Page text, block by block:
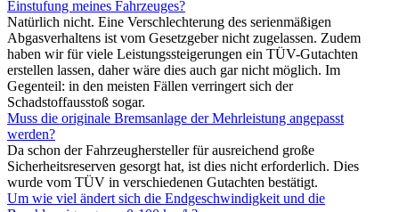
Einstufung meines Fahrzeuges?
Natürlich nicht. Eine Verschlechterung des serienmäßigen
Abgasverhaltens ist vom Gesetzgeber nicht zugelassen. Zudem
haben wir für viele Leistungssteigerungen ein TÜV-Gutachten
erstellen lassen, daher wäre dies auch gar nicht möglich. Im
Gegenteil: in den meisten Fällen verringert sich der
Schadstoffausstoß sogar.
Muss die originale Bremsanlage der Mehrleistung angepasst
werden?
Da schon der Fahrzeughersteller für ausreichend große
Sicherheitsreserven gesorgt hat, ist dies nicht erforderlich. Dies
wurde vom TÜV in verschiedenen Gutachten bestätigt.
Um wie viel ändert sich die Endgeschwindigkeit und die